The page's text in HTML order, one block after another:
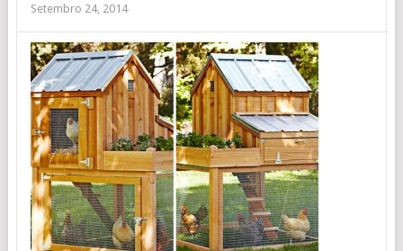
Setembro 24, 2014